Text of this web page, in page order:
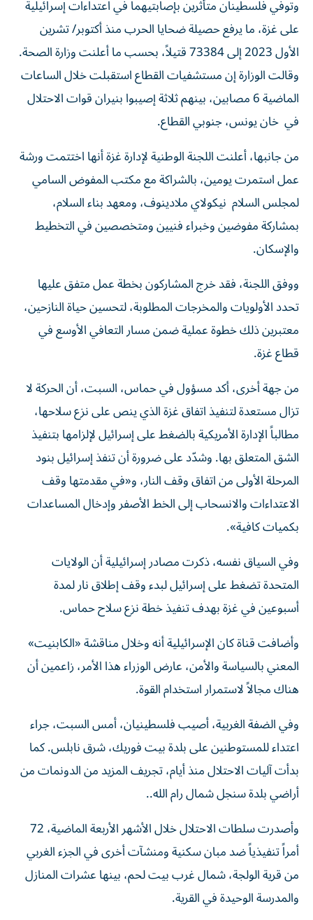
وتوفي فلسطينان متأثرين بإصابتيهما في اعتداءات إسرائيلية
على غزة، ما يرفع حصيلة ضحايا الحرب منذ أكتوبر/ تشرين
الأول 2023 إلى 73384 قتيلاً، بحسب ما أعلنت وزارة الصحة.
وقالت الوزارة إن مستشفيات القطاع استقبلت خلال الساعات
الماضية 6 مصابين، بينهم ثلاثة إصيبوا بنيران قوات الاحتلال
في خان يونس، جنوبي القطاع.
من جانبها، أعلنت اللجنة الوطنية لإدارة غزة أنها اختتمت ورشة
عمل استمرت يومين، بالشراكة مع مكتب المفوض السامي
لمجلس السلام نيكولاي ملادينوف، ومعهد بناء السلام،
بمشاركة مفوضين وخبراء فنيين ومتخصصين في التخطيط
والإسكان.
ووفق اللجنة، فقد خرج المشاركون بخطة عمل متفق عليها
تحدد الأولويات والمخرجات المطلوبة، لتحسين حياة النازحين،
معتبرين ذلك خطوة عملية ضمن مسار التعافي الأوسع في
قطاع غزة.
من جهة أخرى، أكد مسؤول في حماس، السبت، أن الحركة لا
تزال مستعدة لتنفيذ اتفاق غزة الذي ينص على نزع سلاحها،
مطالباً الإدارة الأمريكية بالضغط على إسرائيل لإلزامها بتنفيذ
الشق المتعلق بها. وشدّد على ضرورة أن تنفذ إسرائيل بنود
المرحلة الأولى من اتفاق وقف النار، و«في مقدمتها وقف
الاعتداءات والانسحاب إلى الخط الأصفر وإدخال المساعدات
بكميات كافية».
وفي السياق نفسه، ذكرت مصادر إسرائيلية أن الولايات
المتحدة تضغط على إسرائيل لبدء وقف إطلاق نار لمدة
أسبوعين في غزة بهدف تنفيذ خطة نزع سلاح حماس.
وأضافت قناة كان الإسرائيلية أنه وخلال مناقشة «الكابنيت»
المعني بالسياسة والأمن، عارض الوزراء هذا الأمر، زاعمين أن
هناك مجالاً لاستمرار استخدام القوة.
وفي الضفة الغربية، أصيب فلسطينيان، أمس السبت، جراء
اعتداء للمستوطنين على بلدة بيت فوريك، شرق نابلس. كما
بدأت آليات الاحتلال منذ أيام، تجريف المزيد من الدونمات من
أراضي بلدة سنجل شمال رام الله..
وأصدرت سلطات الاحتلال خلال الأشهر الأربعة الماضية، 72
أمراً تنفيذياً ضد مبان سكنية ومنشآت أخرى في الجزء الغربي
من قرية الولجة، شمال غرب بيت لحم، بينها عشرات المنازل
والمدرسة الوحيدة في القرية.